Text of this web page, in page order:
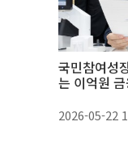
국민참여성
는 이억원
2026-05-22